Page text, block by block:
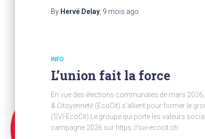
By Hervé Delay 9 mois ago
INFO
L’union fait la force
En vue des élections communales de mars
& Citoyenneté (EcoCit) s’allient pour former le
(SVI-EcoCit).Le groupe qui porte les valeurs
campagne 2026 sur https://svi-ecocit.ch